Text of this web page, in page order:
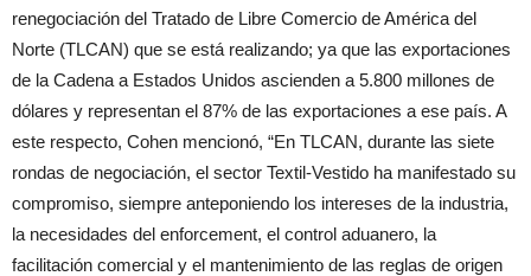
renegociación del Tratado de Libre Comercio de América del
Norte (TLCAN) que se está realizando; ya que las exportaciones
de la Cadena a Estados Unidos ascienden a 5.800 millones de
dólares y representan el 87% de las exportaciones a ese país. A
este respecto, Cohen mencionó, “En TLCAN, durante las siete
rondas de negociación, el sector Textil-Vestido ha manifestado su
compromiso, siempre anteponiendo los intereses de la industria,
la necesidades del enforcement, el control aduanero, la
facilitación comercial y el mantenimiento de las reglas de origen